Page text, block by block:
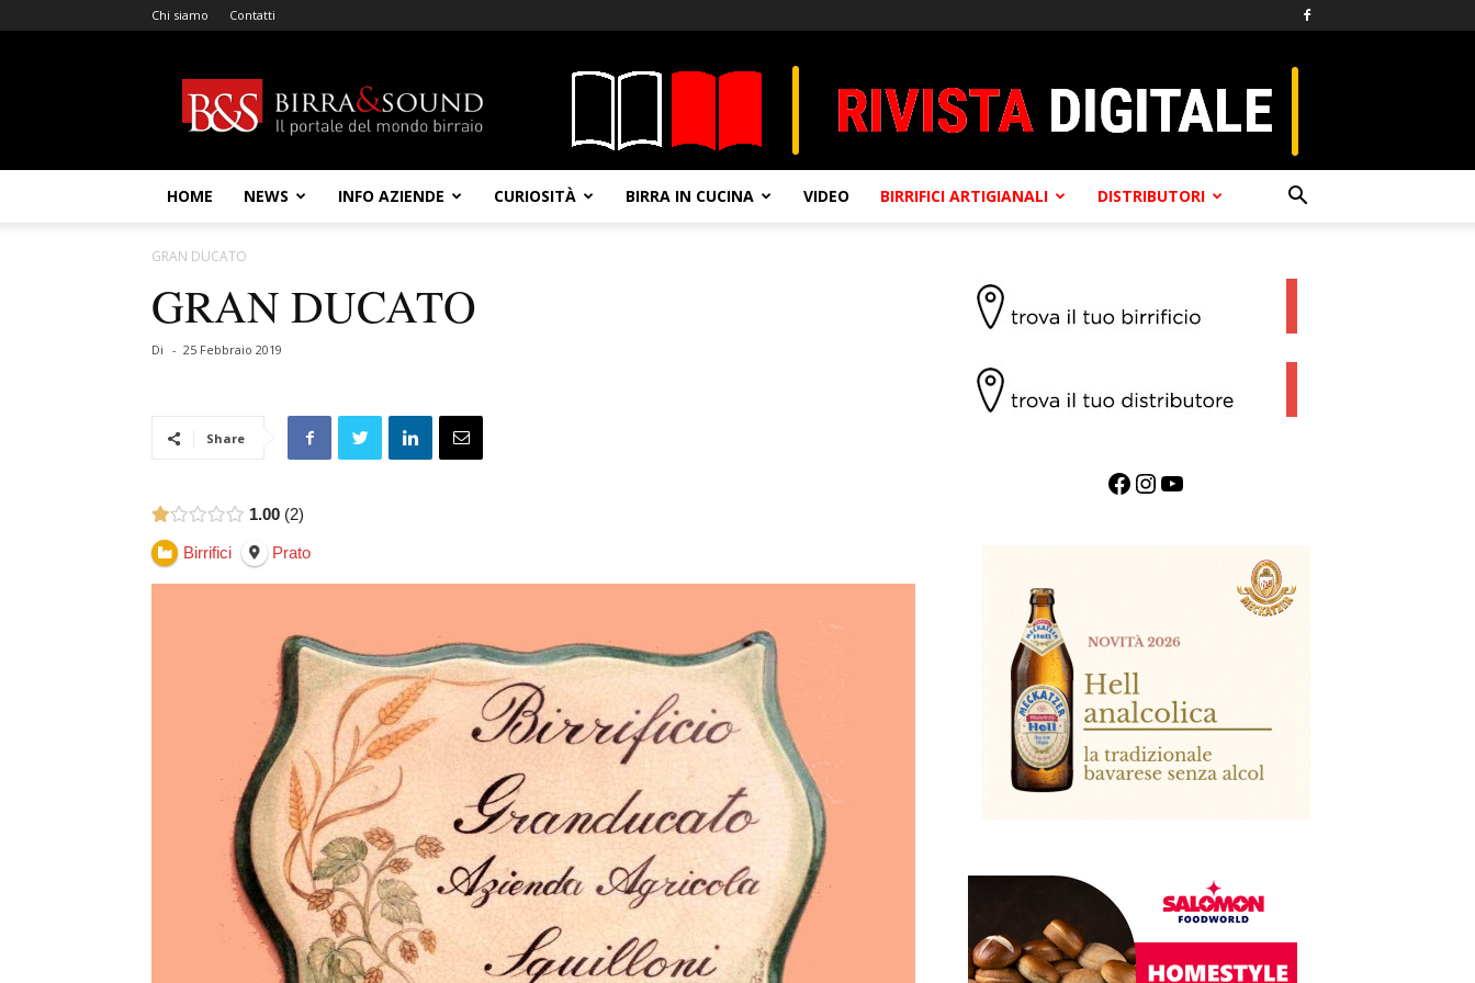
Chi siamo Contatti
&
Sound
HOME NEWS INFO AZIENDE CURIOSITÀ BIRRA IN CUCINA VIDEO BIRRIFICI ARTIGIANALI DISTRIBUTORI
GRAN DUCATO
GRAN DUCATO
Di - 25 Febbraio 2019
Share
1.00 2
Birrifici Prato
Facebook InstagramYouTube